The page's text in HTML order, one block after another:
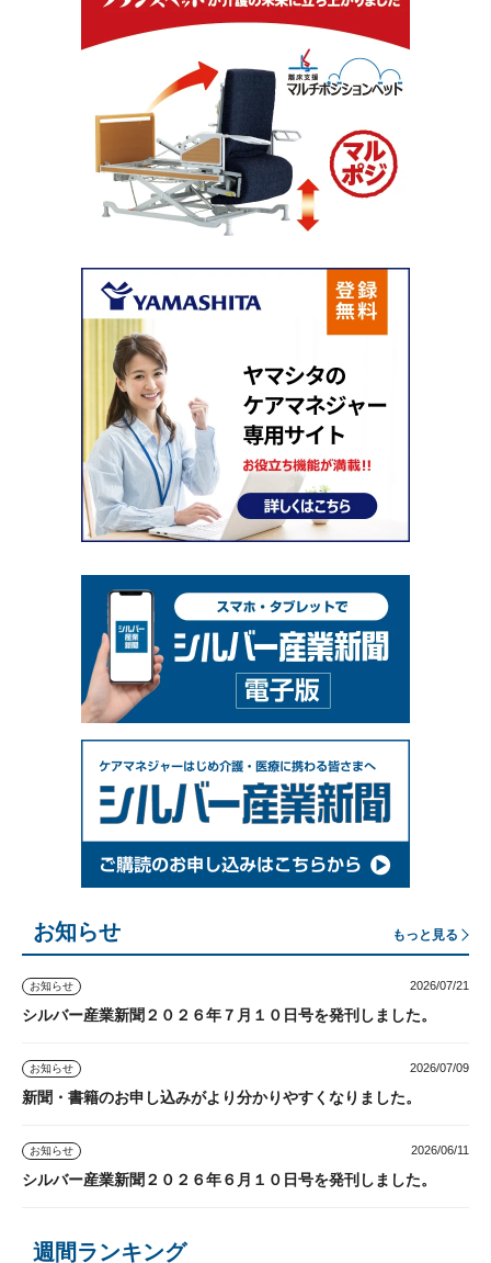
お知らせ もっと見る
お知らせ 2026/07/21
シルバー産業新聞２０２６年７月１０日号を発刊しました。
お知らせ 2026/07/09
新聞・書籍のお申し込みがより分かりやすくなりました。
お知らせ 2026/06/11
シルバー産業新聞２０２６年６月１０日号を発刊しました。
週間ランキング